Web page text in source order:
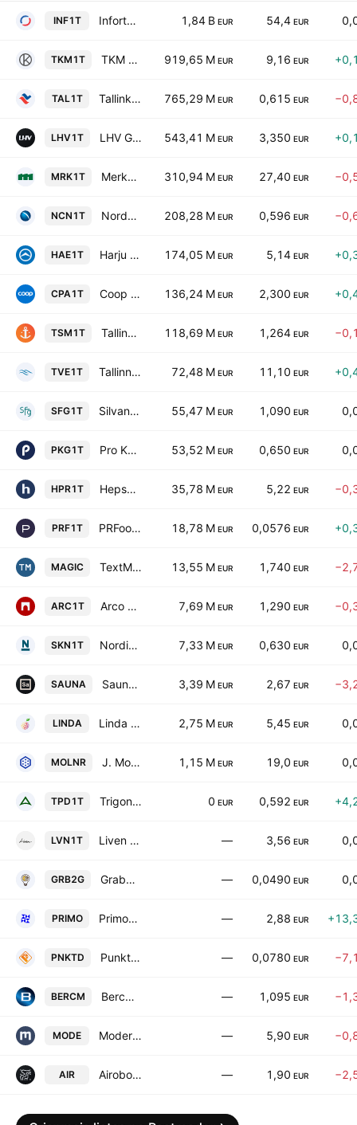
INF1T Infortar AS 1,84 B EUR 54,4 EUR
TKM1T TKM Grupp AS 919,65 M EUR 9,16 EUR
TAL1T Tallink Grupp AS 765,29 M EUR 0,615 EUR
LHV1T LHV Group AS 543,41 M EUR 3,350 EUR
MRK1T Merko Ehitus AS 310,94 M EUR 27,40 EUR
NCN1T Nordecon AS 208,28 M EUR 0,596 EUR
HAE1T Harju Elekter Group AS 174,05 M EUR 5,14 EUR
CPA1T Coop Pank AS 136,24 M EUR 2,300 EUR
TSM1T Tallinna Sadam AS 118,69 M EUR 1,264 EUR
TVE1T Tallinna Vesi AS Class A 72,48 M EUR 11,10 EUR
SFG1T Silvano Fashion Group AS 55,47 M EUR 1,090 EUR
PKG1T Pro Kapital Grupp AS 53,52 M EUR 0,650 EUR
HPR1T Hepsor AS 35,78 M EUR 5,22 EUR
PRF1T PRFoods AS 18,78 M EUR 0,0576 EUR
MAGIC TextMagic AS 13,55 M EUR 1,740 EUR
ARC1T Arco Vara AS 7,69 M EUR 1,290 EUR
SKN1T Nordic Fibreboard AS 7,33 M EUR 0,630 EUR
SAUNA Saunum Group AS 3,39 M EUR 2,67 EUR
LINDA Linda Nektar AS 2,75 M EUR 5,45 EUR
MOLNR J. Molner AS 1,15 M EUR 19,0 EUR
TPD1T Trigon Property Development AS 0 EUR 0,592 EUR
LVN1T Liven AS — 3,56 EUR
GRB2G Grab2go AS — 0,0490 EUR
PRIMO Primostar Group AS — 2,88 EUR
PNKTD Punktid Technologies AS — 0,0780 EUR
BERCM Bercman Technologies AS — 1,095 EUR
MODE Modera AS — 5,90 EUR
AIR Airobot Technologies AS — 1,90 EUR